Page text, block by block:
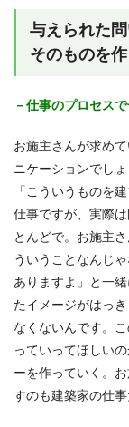
与えられた
そのものを
－仕事のプロセス
お施主さんが求め
ニケーションでし
「こういうものを
仕事ですが、実際
とんどで。お施主
ういうことなんじ
ありますよ」と一
たイメージがはっ
なくないんです。
っていってほしい
ーを作っていく。
すのも建築家の仕事